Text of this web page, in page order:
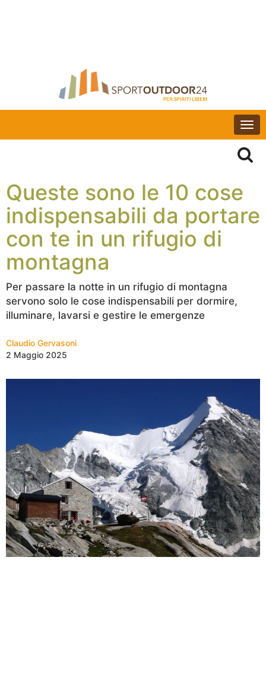
Queste sono le 10 cose
indispensabili da portare
con te in un rifugio di
montagna
Per passare la notte in un rifugio di montagna
servono solo le cose indispensabili per dormire,
illuminare, lavarsi e gestire le emergenze
Claudio Gervasoni
2 Maggio 2025